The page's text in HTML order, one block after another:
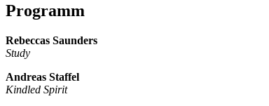
Programm
Rebeccas Saunders
Study
Andreas Staffel
Kindled Spirit